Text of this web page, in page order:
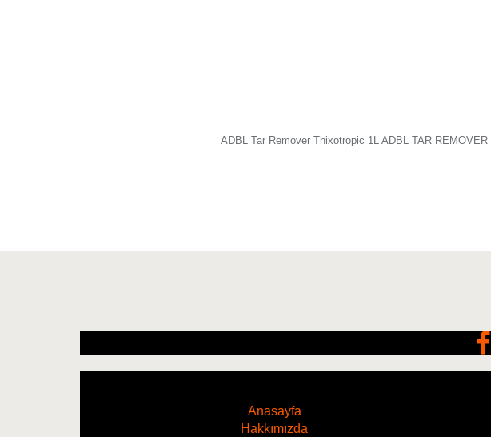
ADBL Tar Remover Thixotropic 1L ADBL TAR
Anasayfa
Hakkımızda